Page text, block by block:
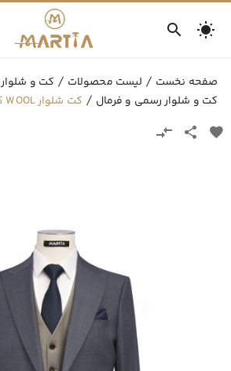
صفحه نخست لیست محصولات
کت و شلوار
کت و شلوار رسمی و فرمال
کت شلوار WOOL کمبین سورمه ای طوسی